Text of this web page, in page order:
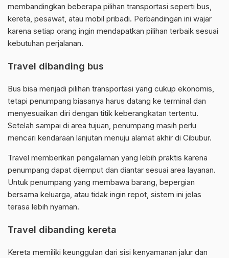
membandingkan beberapa pilihan transportasi seperti bus,
kereta, pesawat, atau mobil pribadi. Perbandingan ini wajar
karena setiap orang ingin mendapatkan pilihan terbaik sesuai
kebutuhan perjalanan.
Travel dibanding bus
Bus bisa menjadi pilihan transportasi yang cukup ekonomis,
tetapi penumpang biasanya harus datang ke terminal dan
menyesuaikan diri dengan titik keberangkatan tertentu.
Setelah sampai di area tujuan, penumpang masih perlu
mencari kendaraan lanjutan menuju alamat akhir di Cibubur.
Travel memberikan pengalaman yang lebih praktis karena
penumpang dapat dijemput dan diantar sesuai area layanan.
Untuk penumpang yang membawa barang, bepergian
bersama keluarga, atau tidak ingin repot, sistem ini jelas
terasa lebih nyaman.
Travel dibanding kereta
Kereta memiliki keunggulan dari sisi kenyamanan jalur dan